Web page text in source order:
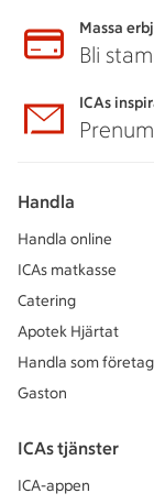
Massa
Bli
ICAs
Handla
Handla online
ICAs matkasse
Catering
Apotek Hjärtat
Handla som företag
Gaston
ICAs tjänster
ICA-appen